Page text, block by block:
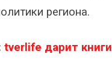
региона.
tverlife дарит книги